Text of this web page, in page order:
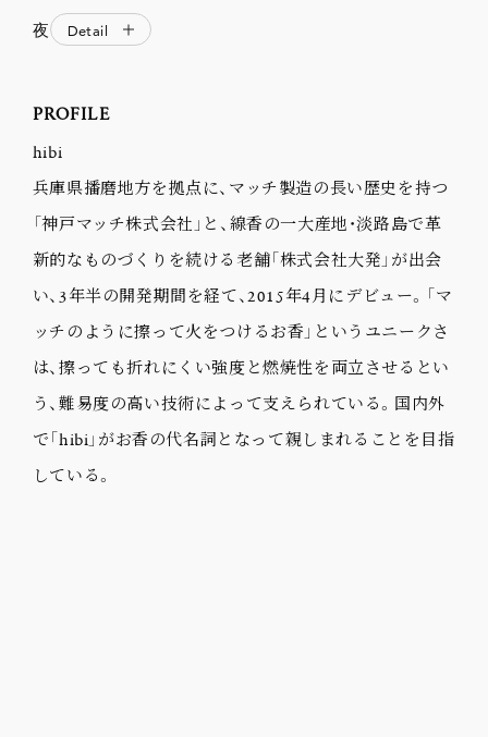
夜 Detail
PROFILE
hibi
兵庫県播磨地方を拠点に、マッチ製造の長い歴史を持つ
「神戸マッチ株式会社」と、線香の一大産地・淡路島で革
新的なものづくりを続ける老舗「株式会社大発」が出会
い、3年半の開発期間を経て、2015年4月にデビュー。「マ
ッチのように擦って火をつけるお香」というユニークさ
は、擦っても折れにくい強度と燃焼性を両立させるとい
う、難易度の高い技術によって支えられている。国内外
で「hibi」がお香の代名詞となって親しまれることを目指
している。